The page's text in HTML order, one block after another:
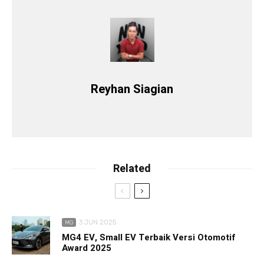
Reyhan Siagian
Related
MG 3 JUN 2025
MG4 EV, Small EV Terbaik Versi Otomotif
Award 2025